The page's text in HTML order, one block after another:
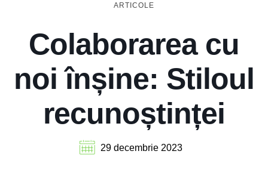
ARTICOLE
Colaborarea cu
noi înșine: Stiloul
recunoștinței
29 decembrie 2023